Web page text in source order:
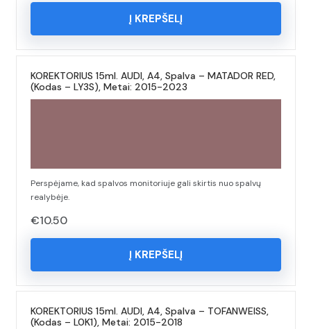
Į KREPŠELĮ
KOREKTORIUS 15ml. AUDI, A4, Spalva – MATADOR RED,
(Kodas – LY3S), Metai: 2015-2023
Perspėjame, kad spalvos monitoriuje gali skirtis nuo spalvų
realybėje.
€10.50
Į KREPŠELĮ
KOREKTORIUS 15ml. AUDI, A4, Spalva – TOFANWEISS,
(Kodas – L0K1), Metai: 2015-2018